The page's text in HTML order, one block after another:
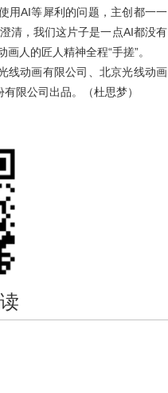
用AI等犀利的问题，主创都一一
清，我们这片子是一点AI都没有
人的匠人精神全程“手搓”。
线动画有限公司、北京光线动画
限公司出品。（杜思梦）